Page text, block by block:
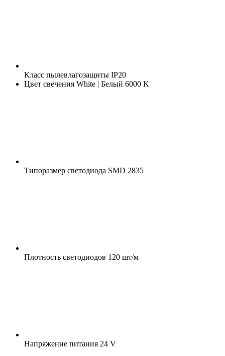
Класс пылевлагозащиты IP20
Цвет свечения White | Белый 6000 K
Типоразмер светодиода SMD 2835
Плотность светодиодов 120 шт/м
Напряжение питания 24 V